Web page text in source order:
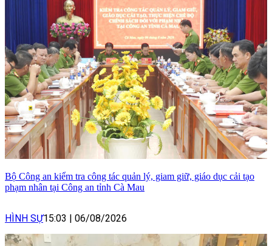
Bộ Công an kiểm tra công tác quản lý, giam giữ, giáo dục cải tạo
phạm nhân tại Công an tỉnh Cà Mau
HÌNH SỰ15:03 06/08/2026